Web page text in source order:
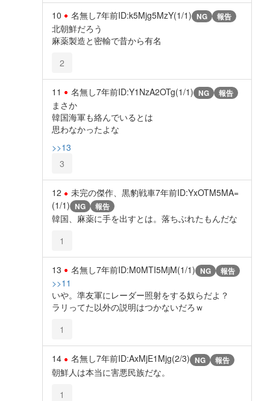
10 名無し7年前ID:k5Mjg5MzY(1/1) NG 報告
北朝鮮だろう
麻薬製造と密輸で昔から有名
2
11 名無し7年前ID:Y1NzA2OTg(1/1) NG 報告
まさか
韓国海軍も絡んでいるとは
思わなかったよな
>>13
3
12 未完の傑作、黒豹戦車7年前ID:YxOTM5MA=
(1/1) NG 報告
韓国、麻薬に手を出すとは。落ちぶれたもんだな
1
13 名無し7年前ID:M0MTI5MjM(1/1) NG 報告
>>11
いや。準友軍にレーダー照射をする奴らだよ？
ラリってた以外の説明はつかないだろｗ
1
14 名無し7年前ID:AxMjE1Mjg(2/3) NG 報告
朝鮮人は本当に害悪民族だな。
1